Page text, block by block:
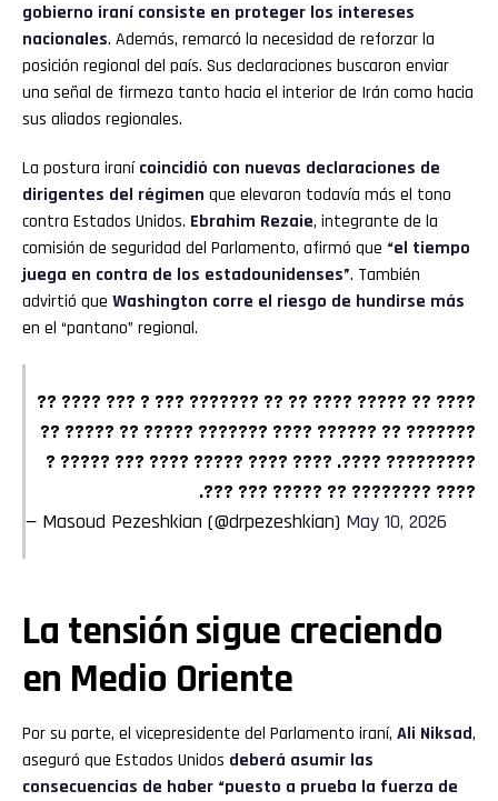
gobierno iraní consiste en proteger los intereses
nacionales. Además, remarcó la necesidad de reforzar la
posición regional del país. Sus declaraciones buscaron enviar
una señal de firmeza tanto hacia el interior de Irán como hacia
sus aliados regionales.
La postura iranícoincidió con nuevas declaraciones de
dirigentes del régimen que elevaron todavía más el tono
contra Estados Unidos. Ebrahim Rezaie, integrante de la
comisión de seguridad del Parlamento, afirmó que “el tiempo
juega en contra de los estadounidenses”. También
advirtió que Washington corre el riesgo de hundirse más
en el “pantano” regional.
???? ?? ????? ???? ?? ?? ??????? ??? ? ??? ???? ??
??????? ?? ?????? ???? ??????? ????? ?? ????? ??
????????? ????. ???? ???? ????? ???? ??? ????? ?
???? ???????? ?? ????? ??? ???.
— Masoud Pezeshkian (@drpezeshkian) May 10, 2026
La tensión sigue creciendo
en Medio Oriente
Por su parte, el vicepresidente del Parlamento iraní, Ali Niksad,
aseguró que Estados Unidos deberá asumir las
consecuencias de haber “puesto a prueba la fuerza de
Pinterest
Whatsapp